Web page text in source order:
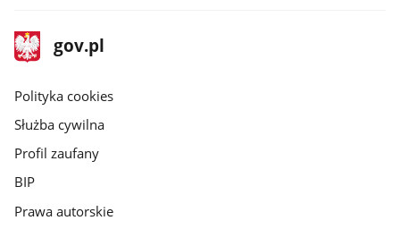
stopka
gov.pl
Strona
gov.pl
gov.pl
Polityka cookies
Służba cywilna
Profil zaufany
BIP
Prawa autorskie